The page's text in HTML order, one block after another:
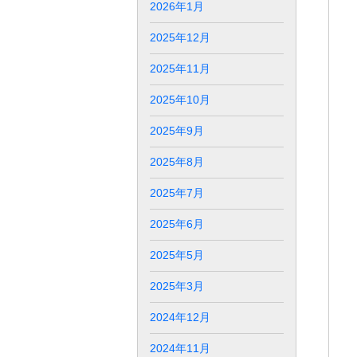
2026年1月
2025年12月
2025年11月
2025年10月
2025年9月
2025年8月
2025年7月
2025年6月
2025年5月
2025年3月
2024年12月
2024年11月